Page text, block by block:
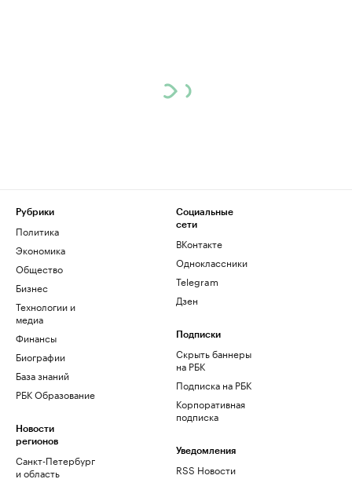
Рубрики
Политика
Экономика
Общество
Бизнес
Технологии и
медиа
Финансы
Биографии
База знаний
РБК Образование
Новости
регионов
Санкт-Петербург
и область
Социальные
сети
ВКонтакте
Одноклассники
Telegram
Дзен
Подписки
Скрыть баннеры
на РБК
Подписка на РБК
Корпоративная
подписка
Уведомления
RSS Новости